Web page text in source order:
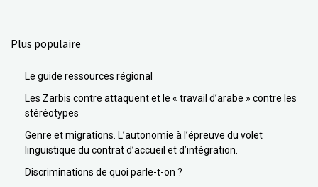
Plus populaire
Le guide ressources régional
Les Zarbis contre attaquent et le « travail d’arabe » contre les
stéréotypes
Genre et migrations. L’autonomie à l’épreuve du volet
linguistique du contrat d’accueil et d’intégration.
Discriminations de quoi parle-t-on ?